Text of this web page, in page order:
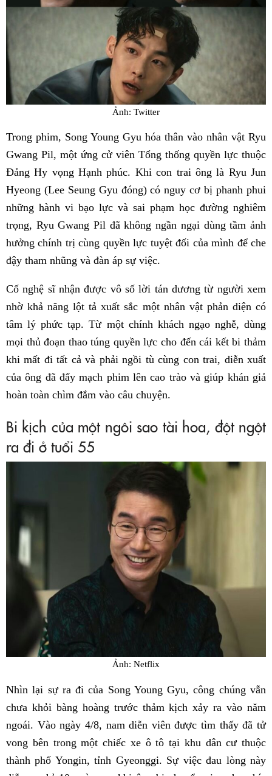
Ảnh: Twitter
Trong phim, Song Young Gyu hóa thân vào nhân vật Ryu
Gwang Pil, một ứng cử viên Tổng thống quyền lực thuộc
Đảng Hy vọng Hạnh phúc. Khi con trai ông là Ryu Jun
Hyeong (Lee Seung Gyu đóng) có nguy cơ bị phanh phui
những hành vi bạo lực và sai phạm học đường nghiêm
trọng, Ryu Gwang Pil đã không ngần ngại dùng tầm ảnh
hưởng chính trị cùng quyền lực tuyệt đối của mình để che
đậy tham nhũng và đàn áp sự việc.
Cố nghệ sĩ nhận được vô số lời tán dương từ người xem
nhờ khả năng lột tả xuất sắc một nhân vật phản diện có
tâm lý phức tạp. Từ một chính khách ngạo nghễ, dùng
mọi thủ đoạn thao túng quyền lực cho đến cái kết bi thảm
khi mất đi tất cả và phải ngồi tù cùng con trai, diễn xuất
của ông đã đẩy mạch phim lên cao trào và giúp khán giả
hoàn toàn chìm đắm vào câu chuyện.
Bi kịch của một ngôi sao tài hoa, đột ngột
ra đi ở tuổi 55
Ảnh: Netflix
Nhìn lại sự ra đi của Song Young Gyu, công chúng vẫn
chưa khỏi bàng hoàng trước thảm kịch xảy ra vào năm
ngoái. Vào ngày 4/8, nam diễn viên được tìm thấy đã tử
vong bên trong một chiếc xe ô tô tại khu dân cư thuộc
thành phố Yongin, tỉnh Gyeonggi. Sự việc đau lòng này